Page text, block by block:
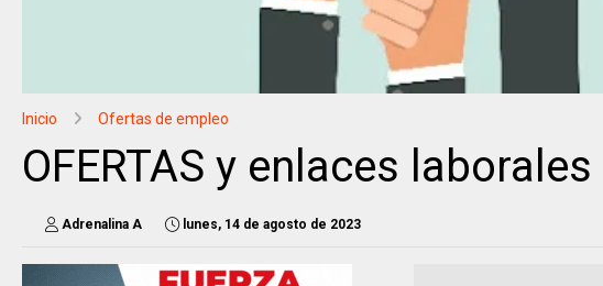
Inicio Ofertas de empleo
OFERTAS y enlaces laborales
Adrenalina A lunes, 14 de agosto de 2023